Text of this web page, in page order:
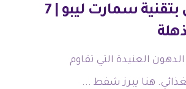
شفط الدهون بتقنية سمارت ليبو | 7
العنيدة التي تقاوم
هنا يبرز شفط ...